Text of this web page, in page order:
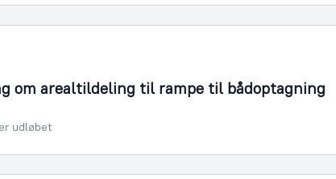
om arealtildeling til rampe til bådoptagning
udløbet